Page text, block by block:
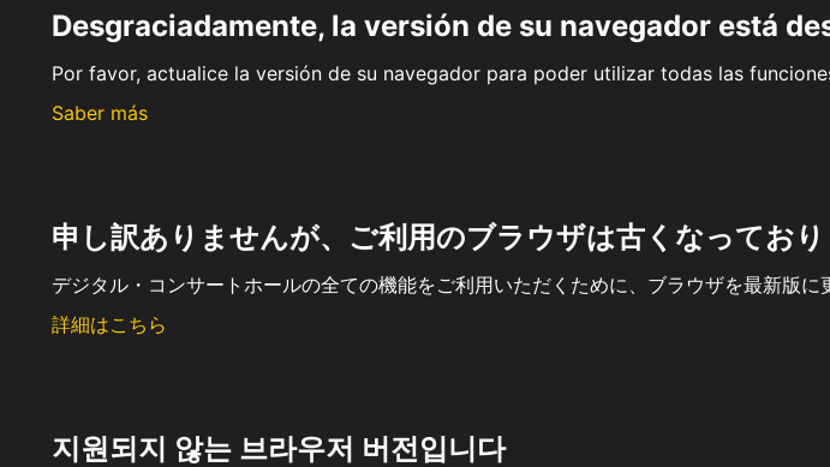
Desgraciadamente, la versión de su navegador está
Por favor, actualice la versión de su navegador para poder utilizar todas las
Saber más
申し訳ありませんが、ご利用のブラウザは古くなってお
デジタル・コンサートホールの全ての機能をご利用いただくために、ブラウザを最新版に
詳細はこちら
지원되지 않는 브라우저 버전입니다